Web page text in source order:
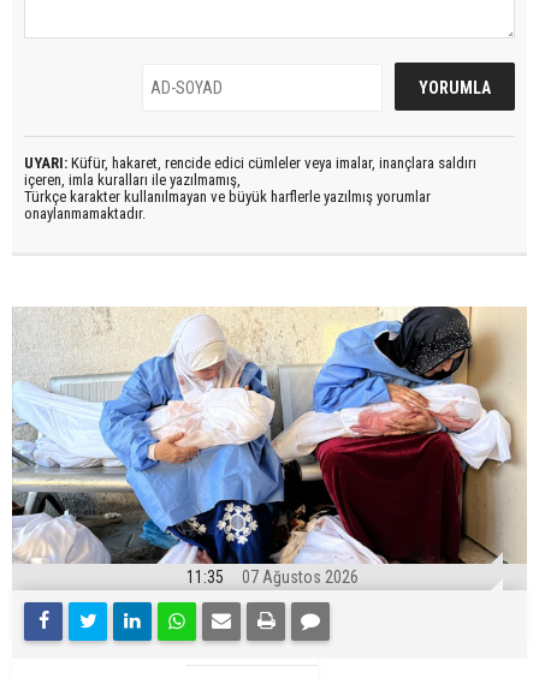
UYARI: Küfür, hakaret, rencide edici cümleler veya imalar, inançlara saldırı
içeren, imla kuralları ile yazılmamış,
Türkçe karakter kullanılmayan ve büyük harflerle yazılmış yorumlar
onaylanmamaktadır.
11:35 07 Ağustos 2026